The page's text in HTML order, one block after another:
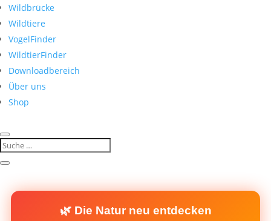
Wildbrücke
Wildtiere
VogelFinder
WildtierFinder
Downloadbereich
Über uns
Shop
🌿 Die Natur neu entdecken